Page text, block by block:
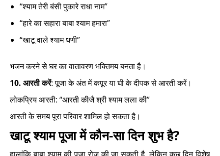
“श्याम तेरी बंसी पुकारे राधा नाम”
“हारे का सहारा बाबा श्याम हमारा”
“खाटू वाले श्याम धणी”
भजन करने से घर का वातावरण भक्तिमय बनता है।
10. आरती करें: पूजा के अंत में कपूर या घी के दीपक से आरती करें।
लोकप्रिय आरती: “आरती कीजै श्री श्याम लला की”
आरती के समय पूरा परिवार शामिल हो सकता है।
खाटू श्याम पूजा में कौन-सा दिन शुभ है?